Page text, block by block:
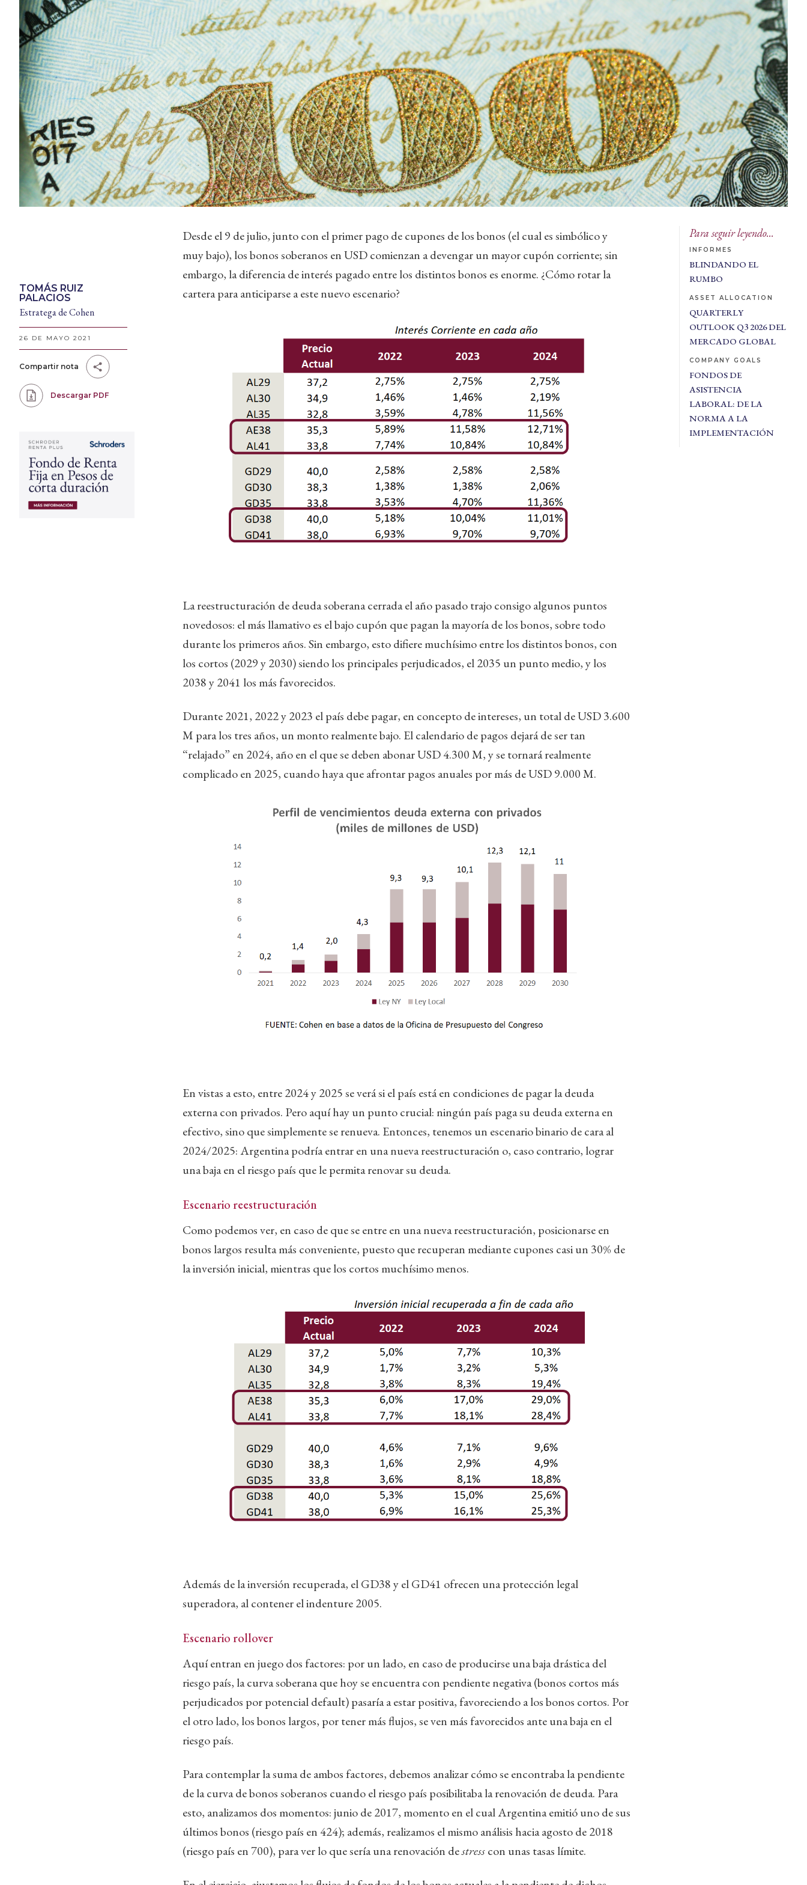
TOMÁS RUIZ
PALACIOS
Estratega de Cohen
26 DE MAYO 2021
Compartir nota
Descargar PDF
Desde el 9 de julio, junto con el primer pago de cupones de los bonos (el cual es simbólico y
muy bajo), los bonos soberanos en USD comienzan a devengar un mayor cupón corriente; sin
embargo, la diferencia de interés pagado entre los distintos bonos es enorme. ¿Cómo rotar la
cartera para anticiparse a este nuevo escenario?
La reestructuración de deuda soberana cerrada el año pasado trajo consigo algunos puntos
novedosos: el más llamativo es el bajo cupón que pagan la mayoría de los bonos, sobre todo
durante los primeros años. Sin embargo, esto difiere muchísimo entre los distintos bonos, con
los cortos (2029 y 2030) siendo los principales perjudicados, el 2035 un punto medio, y los
2038 y 2041 los más favorecidos.
Durante 2021, 2022 y 2023 el país debe pagar, en concepto de intereses, un total de USD 3.600
M para los tres años, un monto realmente bajo. El calendario de pagos dejará de ser tan
“relajado” en 2024, año en el que se deben abonar USD 4.300 M, y se tornará realmente
complicado en 2025, cuando haya que afrontar pagos anuales por más de USD 9.000 M.
En vistas a esto, entre 2024 y 2025 se verá si el país está en condiciones de pagar la deuda
externa con privados. Pero aquí hay un punto crucial: ningún país paga su deuda externa en
efectivo, sino que simplemente se renueva. Entonces, tenemos un escenario binario de cara al
2024/2025: Argentina podría entrar en una nueva reestructuración o, caso contrario, lograr
una baja en el riesgo país que le permita renovar su deuda.
Escenario reestructuración
Como podemos ver, en caso de que se entre en una nueva reestructuración, posicionarse en
bonos largos resulta más conveniente, puesto que recuperan mediante cupones casi un 30% de
la inversión inicial, mientras que los cortos muchísimo menos.
Además de la inversión recuperada, el GD38 y el GD41 ofrecen una protección legal
superadora, al contener el indenture 2005.
Escenario rollover
Aquí entran en juego dos factores: por un lado, en caso de producirse una baja drástica del
riesgo país, la curva soberana que hoy se encuentra con pendiente negativa (bonos cortos más
perjudicados por potencial default) pasaría a estar positiva, favoreciendo a los bonos cortos. Por
el otro lado, los bonos largos, por tener más flujos, se ven más favorecidos ante una baja en el
riesgo país.
Para contemplar la suma de ambos factores, debemos analizar cómo se encontraba la pendiente
de la curva de bonos soberanos cuando el riesgo país posibilitaba la renovación de deuda. Para
esto, analizamos dos momentos: junio de 2017, momento en el cual Argentina emitió uno de sus
últimos bonos (riesgo país en 424); además, realizamos el mismo análisis hacia agosto de 2018
(riesgo país en 700), para ver lo que sería una renovación destresscon unas tasas límite.
Para seguir leyendo...
INFORMES
BLINDANDO EL
RUMBO
ASSET ALLOCATION
QUARTERLY
OUTLOOK Q3 2026 DEL
MERCADO GLOBAL
COMPANY GOALS
FONDOS DE
ASISTENCIA
LABORAL: DE LA
NORMA A LA
IMPLEMENTACIÓN